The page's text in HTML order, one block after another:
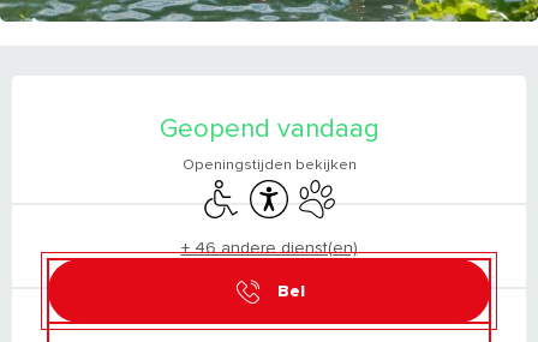
Geopend vandaag
Openingstijden bekijken
Toegang voor gehandicapten
Toegankelijkheid
Dieren toegelaten
+ 46 andere dienst(en)
Bel